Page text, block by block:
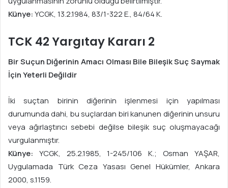
Künye:YCGK, 13.2.1984, 83/1-322 E., 84/64 K.
TCK 42 Yargıtay Kararı 2
Bir Suçun Diğerinin Amacı Olması Bile Bileşik Suç Saymak
İçin Yeterli Değildir
İki suçtan birinin diğerinin işlenmesi için yapılması
durumunda dahi, bu suçlardan biri kanunen diğerinin unsuru
veya ağırlaştırıcı sebebi değilse bileşik suç oluşmayacağı
vurgulanmıştır.
Künye: YCGK, 25.2.1985, 1-245/106 K.; Osman YAŞAR,
Uygulamada Türk Ceza Yasası Genel Hükümler, Ankara
2000, s.1159.